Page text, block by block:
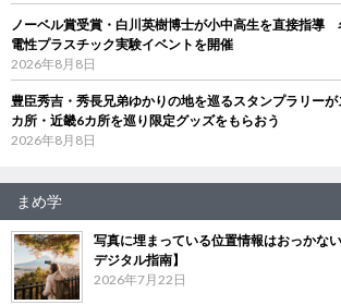
ノーベル賞受賞・白川英樹博士が小中高生を直接指導
電性プラスチック実験イベントを開催
2026年8月8日
豊臣秀吉・秀長兄弟ゆかりの地を巡るスタンプラリー
カ所・近畿6カ所を巡り限定グッズをもらおう
2026年8月8日
まめ学
写真に埋まっている位置情報はおっかな
デジタル指南】
2026年7月22日